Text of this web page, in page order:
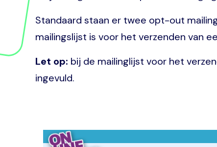
Standaard staan er twee opt-out
mailingslijst is voor het verzenden van
Let op: bij de mailinglijst voor het
ingevuld.
Image